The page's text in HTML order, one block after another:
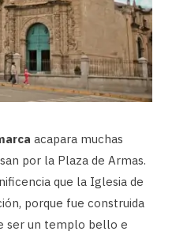
acapara muchas
por la Plaza de Armas.
que la Iglesia de
porque fue construida
ser un templo bello e